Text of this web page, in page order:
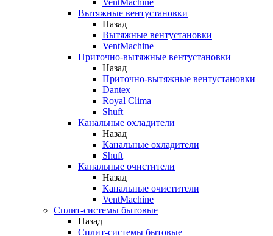
VentMachine
Вытяжные вентустановки
Назад
Вытяжные вентустановки
VentMachine
Приточно-вытяжные вентустановки
Назад
Приточно-вытяжные вентустановки
Dantex
Royal Clima
Shuft
Канальные охладители
Назад
Канальные охладители
Shuft
Канальные очистители
Назад
Канальные очистители
VentMachine
Сплит-системы бытовые
Назад
Сплит-системы бытовые